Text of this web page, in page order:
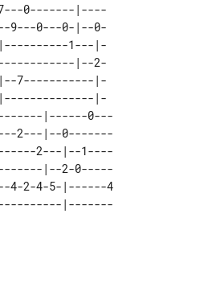
0-------|----
9---0---0-|--0-
1---|-
|--2-
7-----------|-
|-
|------0---
2---|--0-------
2---|--1----
|--2-0-----
4-2-4-5-|------4
|-------